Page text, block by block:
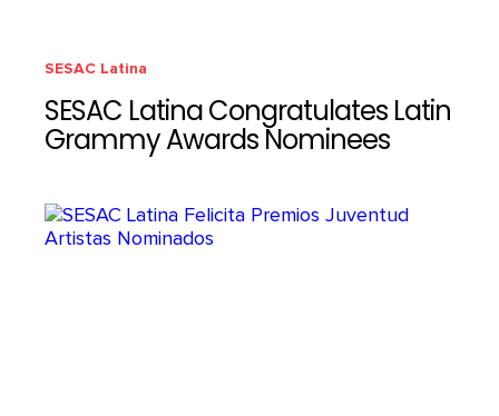
SESAC Latina
SESAC Latina Congratulates Latin
Grammy Awards Nominees